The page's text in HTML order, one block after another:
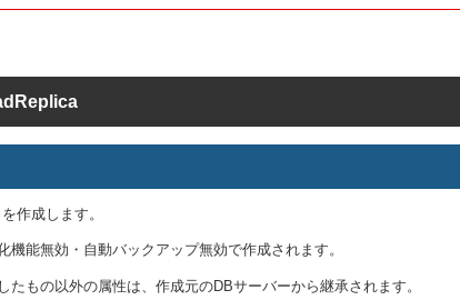
作成します。
機能無効・自動バックアップ無効で作成されます。
たもの以外の属性は、作成元のDBサーバーから継承されます。